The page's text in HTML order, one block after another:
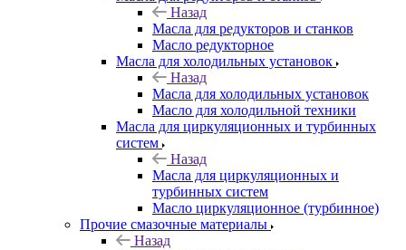
Назад
Масла для редукторов и станков
Масло редукторное
Масла для холодильных установок
Назад
Масла для холодильных установок
Масло для холодильной техники
Масла для циркуляционных и турбинных
систем
Назад
Масла для циркуляционных и
турбинных систем
Масло циркуляционное (турбинное)
Прочие смазочные материалы
Назад